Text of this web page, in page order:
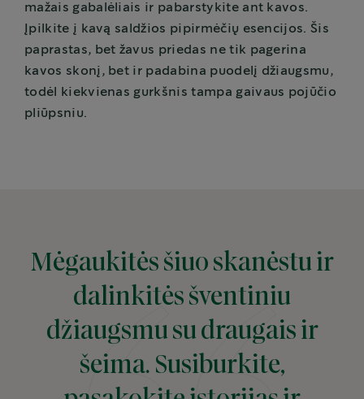
mažais gabalėliais ir pabarstykite ant kavos.
Įpilkite į kavą saldžios pipirmėčių esencijos. Šis
paprastas, bet žavus priedas ne tik pagerina
kavos skonį, bet ir padabina puodelį džiaugsmu,
todėl kiekvienas gurkšnis tampa gaivaus pojūčio
pliūpsniu.
Mėgaukitės šiuo skanėstu ir
dalinkitės šventiniu
džiaugsmu su draugais ir
šeima. Susiburkite,